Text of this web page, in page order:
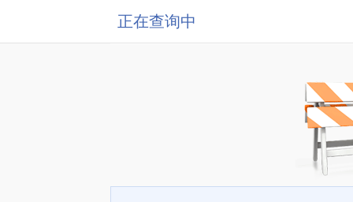
正在查询中